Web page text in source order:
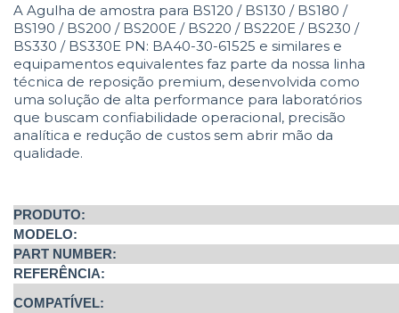
A Agulha de amostra para BS120 / BS130 / BS180 /
BS190 / BS200 / BS200E / BS220 / BS220E / BS230 /
BS330 / BS330E PN: BA40-30-61525 e similares e
equipamentos equivalentes faz parte da nossa linha
técnica de reposição premium, desenvolvida como
uma solução de alta performance para laboratórios
que buscam confiabilidade operacional, precisão
analítica e redução de custos sem abrir mão da
qualidade.
PRODUTO:
MODELO:
PART NUMBER:
REFERÊNCIA:
COMPATÍVEL: